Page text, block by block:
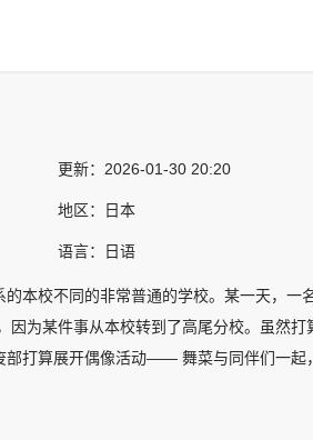
更新： 2026-01-30 20:20
地区： 日本
语言： 日语
本校不同的非常普通的学校。某一天，一
因为某件事从本校转到了高尾分校。虽然
打算展开偶像活动—— 舞菜与同伴们一起